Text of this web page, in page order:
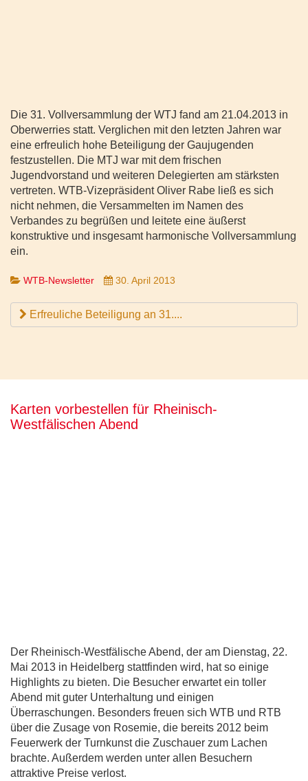
Die 31. Vollversammlung der WTJ fand am 21.04.2013 in
Oberwerries statt. Verglichen mit den letzten Jahren war
eine erfreulich hohe Beteiligung der Gaujugenden
festzustellen. Die MTJ war mit dem frischen
Jugendvorstand und weiteren Delegierten am stärksten
vertreten. WTB-Vizepräsident Oliver Rabe ließ es sich
nicht nehmen, die Versammelten im Namen des
Verbandes zu begrüßen und leitete eine äußerst
konstruktive und insgesamt harmonische Vollversammlung
ein.
WTB-Newsletter 30. April 2013
Erfreuliche Beteiligung an 31....
Karten vorbestellen für Rheinisch-
Westfälischen Abend
Der Rheinisch-Westfälische Abend, der am Dienstag, 22.
Mai 2013 in Heidelberg stattfinden wird, hat so einige
Highlights zu bieten. Die Besucher erwartet ein toller
Abend mit guter Unterhaltung und einigen
Überraschungen. Besonders freuen sich WTB und RTB
über die Zusage von Rosemie, die bereits 2012 beim
Feuerwerk der Turnkunst die Zuschauer zum Lachen
brachte. Außerdem werden unter allen Besuchern
attraktive Preise verlost.